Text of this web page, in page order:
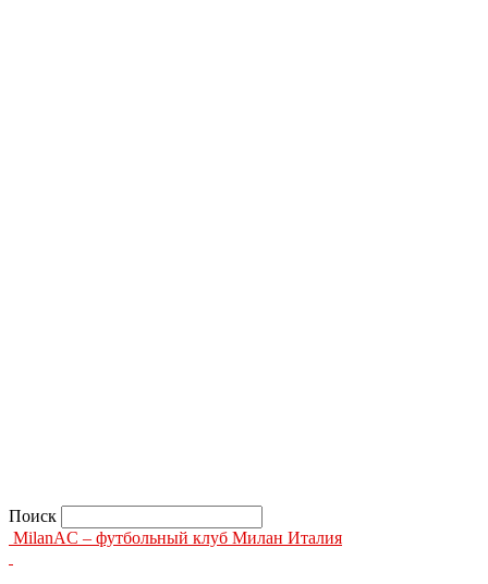
Поиск
MilanAC – футбольный клуб Милан Италия